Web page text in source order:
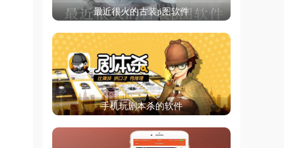
最近很火的古装p图软件
手机玩剧本杀的软件